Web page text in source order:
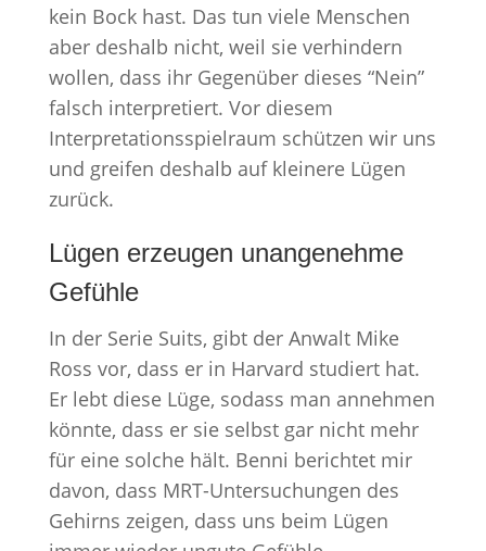
kein Bock hast. Das tun viele Menschen
aber deshalb nicht, weil sie verhindern
wollen, dass ihr Gegenüber dieses “Nein”
falsch interpretiert. Vor diesem
Interpretationsspielraum schützen wir uns
und greifen deshalb auf kleinere Lügen
zurück.
Lügen erzeugen unangenehme
Gefühle
In der Serie Suits, gibt der Anwalt Mike
Ross vor, dass er in Harvard studiert hat.
Er lebt diese Lüge, sodass man annehmen
könnte, dass er sie selbst gar nicht mehr
für eine solche hält. Benni berichtet mir
davon, dass MRT-Untersuchungen des
Gehirns zeigen, dass uns beim Lügen